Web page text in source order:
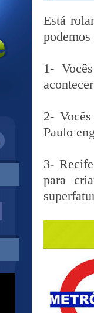
Está
1-
2-
Paulo
3-
para